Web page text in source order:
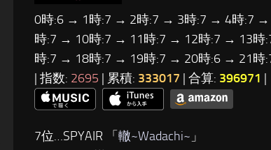
0時:6 → 1時:7 → 2時:7 → 3時:7 → 4時:7
時:7 → 10時:7 → 11時:7 → 12時:7 → 13
時:7 → 18時:7 → 19時:7 → 20時:6 → 21時
| 指数: 2695 | 累積: 333017 | 合算: 396971 |
7位…SPYAIR 「 轍~Wadachi~ 」